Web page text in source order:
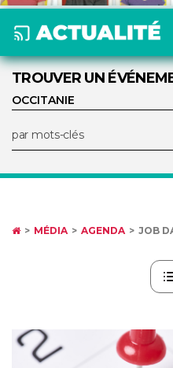
TROUVER UN
MÉDIA AGENDA JOB